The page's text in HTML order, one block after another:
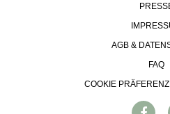
AGB &
FAQ
COOKIE